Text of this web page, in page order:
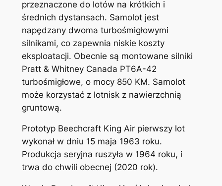
przeznaczone do lotów na krótkich i
średnich dystansach. Samolot jest
napędzany dwoma turbośmigłowymi
silnikami, co zapewnia niskie koszty
eksploatacji. Obecnie są montowane silniki
Pratt & Whitney Canada PT6A-42
turbośmigłowe, o mocy 850 KM. Samolot
może korzystać z lotnisk z nawierzchnią
gruntową.
Prototyp Beechcraft King Air pierwszy lot
wykonał w dniu 15 maja 1963 roku.
Produkcja seryjna ruszyła w 1964 roku, i
trwa do chwili obecnej (2020 rok).